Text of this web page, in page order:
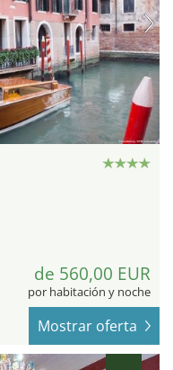
de 560,00 EUR
por habitación y noche
Mostrar oferta